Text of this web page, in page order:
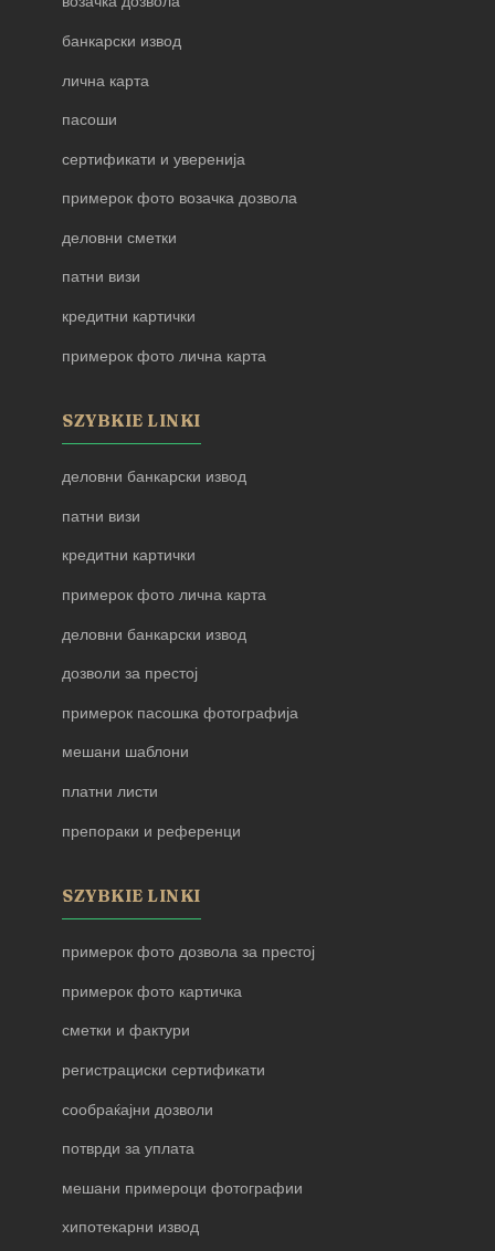
банкарски извод
лична карта
пасоши
сертификати и уверенија
примерок фото возачка дозвола
деловни сметки
патни визи
кредитни картички
примерок фото лична карта
SZYBKIE LINKI
деловни банкарски извод
патни визи
кредитни картички
примерок фото лична карта
деловни банкарски извод
дозволи за престој
примерок пасошка фотографија
мешани шаблони
платни листи
препораки и референци
SZYBKIE LINKI
примерок фото дозвола за престој
примерок фото картичка
сметки и фактури
регистрациски сертификати
сообраќајни дозволи
потврди за уплата
мешани примероци фотографии
хипотекарни извод